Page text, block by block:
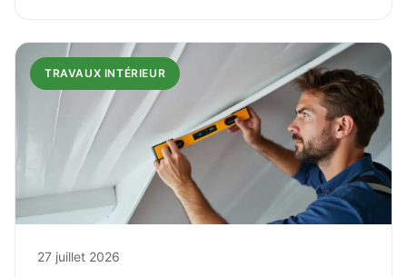
TRAVAUX INTÉRIEUR
27 juillet 2026